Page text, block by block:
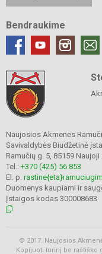
Bendraukime
Naujosios Akmenės
Savivaldybės Biudžetinė
Ramučių g. 5, 85159
Tel.: +370 (425) 56 853
El. p.
Duomenys kaupiami ir
Įstaigos kodas 300008683
© 2017. Naujosios
Kopijuoti turinį be raštiško